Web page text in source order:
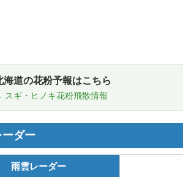
海道の花粉予報はこちら
スギ・ヒノキ花粉飛散情報
ーダー
雨雲レーダー